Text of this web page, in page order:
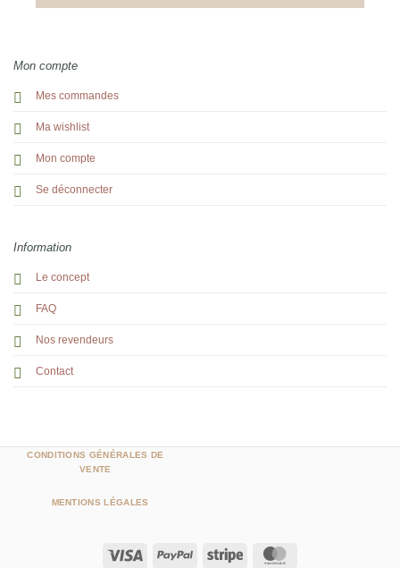
Mon compte
Mes commandes
Ma wishlist
Mon compte
Se déconnecter
Information
Le concept
FAQ
Nos revendeurs
Contact
Visa PayPal Stripe
CONDITIONS GÉNÉRALES DE
VENTE
MENTIONS LÉGALES